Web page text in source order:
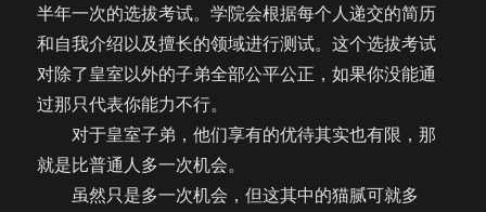
半年一次的选拔考试。学院会根据每个人递交的简历
和自我介绍以及擅长的领域进行测试。这个选拔考试
对除了皇室以外的子弟全部公平公正，如果你没能通
过那只代表你能力不行。
对于皇室子弟，他们享有的优待其实也有限，那
就是比普通人多一次机会。
虽然只是多一次机会，但这其中的猫腻可就多